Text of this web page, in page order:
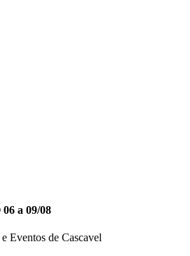
a 09/08
Eventos de Cascavel